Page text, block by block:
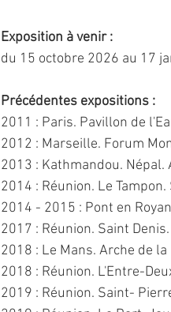
Exposition à venir :
du 15 octobre 2026 au 17
Précédentes expositions :
2011 : Paris. Pavillon de
2012 : Marseille. Forum
2013 : Kathmandou.
2014 : Réunion. Le
2014 - 2015 : Pont en
2017 : Réunion. Saint
2018 : Le Mans. Arche de
2018 : Réunion. L'Entre-
2019 : Réunion. Saint-